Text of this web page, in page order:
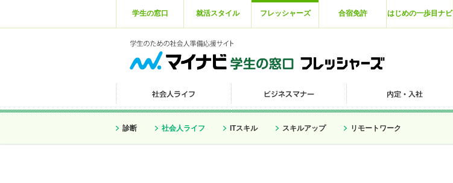
学生の窓口 就活スタイル フレッシャーズ 合宿免許 はじめの一歩目ナビ
診断 社会人ライフ ITスキル スキルアップ リモートワーク